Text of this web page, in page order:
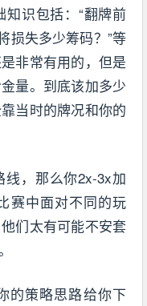
识包括：“翻牌前
损失多少筹码？”等
非常有用的，但是
量。到底该加多少
当时的牌况和你的
，那么你2x-3x加
赛中面对不同的玩
们太有可能不安套
的策略思路给你下